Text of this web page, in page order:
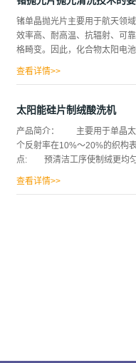
备...
锗单晶抛光片主要用于航天领
效率高、耐高温、抗辐射、可
格畸变。因此，化合物太阳电
比较适用于超薄锗片抛光的化
超薄锗单晶抛光片的抛光工艺
的去除技术研究，建立了超薄
查看详情>>
太阳能硅片制绒酸洗机
产品简介： 主要用于单晶太
个反射率在10%～20%的织构
点: 预清洁工序使制绒更均
查看详情>>